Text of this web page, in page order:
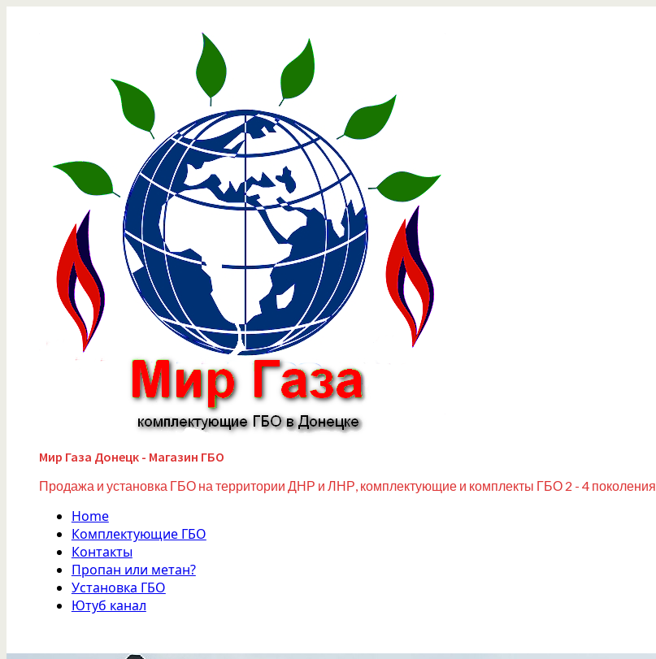
Мир Газа Донецк - Магазин ГБО
Продажа и установка ГБО на территории ДНР и ЛНР, комплектующие и комплекты ГБО 2 - 4 поколения
Home
Комплектующие ГБО
Контакты
Пропан или метан?
Установка ГБО
Ютуб канал